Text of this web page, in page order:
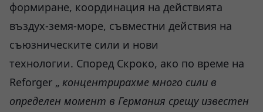
формиране, координация на действията
въздух-земя-море, съвместни действия на
съюзническите сили и нови
технологии. Според Скроко, ако по време на
Reforger „ концентрирахме много сили в
определен момент в Германия срещу известен